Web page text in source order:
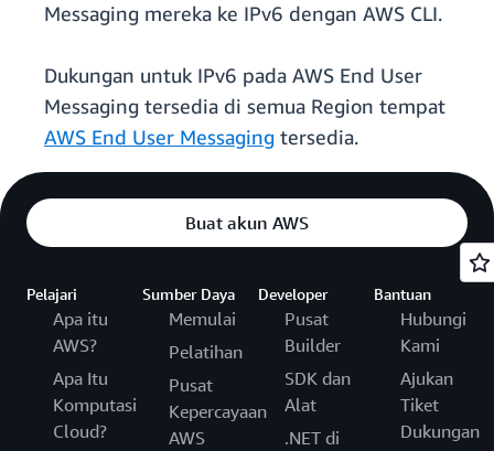
Messaging mereka ke IPv6 dengan AWS CLI.
Dukungan untuk IPv6 pada AWS End User
Messaging tersedia di semua Region tempat
AWS End User Messaging tersedia.
Buat akun AWS
Pelajari
Apa itu
AWS?
Apa Itu
Komputasi
Cloud?
Sumber Daya
Memulai
Pelatihan
Pusat
Kepercayaan
AWS
Developer
Pusat
Builder
SDK dan
Alat
.NET di
Bantuan
Hubungi
Kami
Ajukan
Tiket
Dukungan